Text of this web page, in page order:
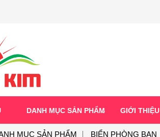
DANH MỤC SẢN PHẨM GIỚI THIỆU
MỤC SẢN PHẨM BIỂN PHÒNG BAN